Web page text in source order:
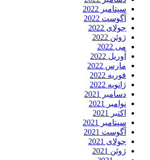
سپتامبر 2022
آگوست 2022
جولای 2022
ژوئن 2022
می 2022
آوریل 2022
مارس 2022
فوریه 2022
ژانویه 2022
دسامبر 2021
نوامبر 2021
اکتبر 2021
سپتامبر 2021
آگوست 2021
جولای 2021
ژوئن 2021